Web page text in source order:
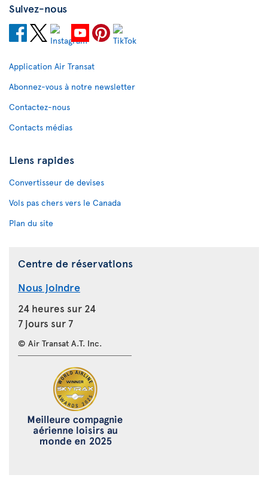
Suivez-nous
Application Air Transat
Abonnez-vous à notre newsletter
Contactez-nous
Contacts médias
Liens rapides
Convertisseur de devises
Vols pas chers vers le Canada
Plan du site
Centre de réservations
Nous joindre
24 heures sur 24
7 jours sur 7
© Air Transat A.T. Inc.